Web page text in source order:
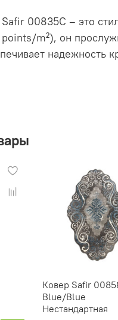
00835C – это
m²), он
надежность
Ковер Safir
Blue/Blue
Нестандартная